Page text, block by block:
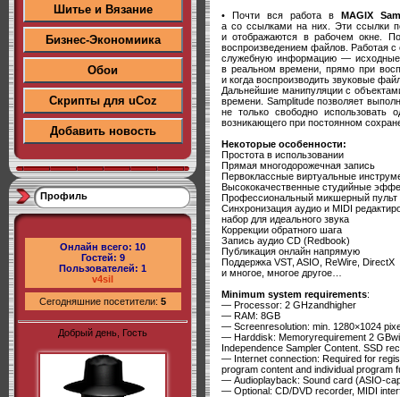
Шитье и Вязание
Бизнес-Экономиика
Обои
Скрипты для uCoz
Добавить новость
Профиль
Онлайн всего: 10
Гостей: 9
Пользователей: 1
v4sil
Сегодняшние посетители: 5
Добрый день, Гость
• Почти вся работа в MAGIX
а со ссылками на них. Эти ссылки
и отображаются в рабочем окне.
воспроизведением файлов. Работая
служебную информацию — исходные
в реальном времени, прямо при
и когда воспроизводить звуковые
Дальнейшие манипуляции с
времени. Samplitude позволяет
не только свободно использовать
возникающего при постоянном
Некоторые особенности:
Простота в использовании
Прямая многодорожечная запись
Первоклассные виртуальные
Высококачественные студийные
Профессиональный микшерный пульт
Синхронизация аудио и MIDI
набор для идеального звука
Коррекции обратного шага
Запись аудио CD (Redbook)
Публикация онлайн напрямую
Поддержка VST, ASIO, ReWire, DirectX
и многое, многое другое…
Minimum system requirements:
— Processor: 2 GHzandhigher
— RAM: 8GB
— Screenresolution: min. 1280×1024
— Harddisk: Memoryrequirement 2
Independence Sampler Content. SSD
— Internet connection: Required for
program content and individual program
— Audioplayback: Sound card (ASIO-
— Optional: CD/DVD recorder, MIDI